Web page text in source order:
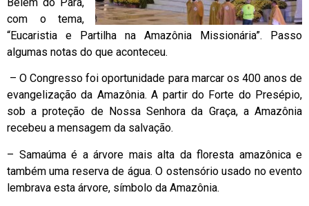
com o tema,
“Eucaristia e Partilha na Amazônia Missionária”. Passo
algumas notas do que aconteceu.
– O Congresso foi oportunidade para marcar os 400 anos de
evangelização da Amazônia. A partir do Forte do Presépio,
sob a proteção de Nossa Senhora da Graça, a Amazônia
recebeu a mensagem da salvação.
– Samaúma é a árvore mais alta da floresta amazônica e
também uma reserva de água. O ostensório usado no evento
lembrava esta árvore, símbolo da Amazônia.